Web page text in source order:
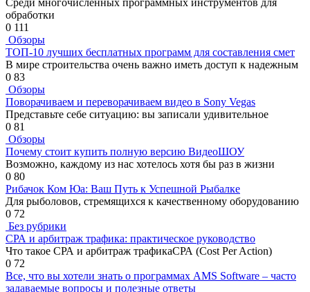
обработки
0 111
Обзоры
ТОП-10 лучших бесплатных программ для составления смет
В мире строительства очень важно иметь доступ к надежным
0 83
Обзоры
Поворачиваем и переворачиваем видео в Sony Vegas
Представьте себе ситуацию: вы записали удивительное
0 81
Обзоры
Почему стоит купить полную версию ВидеоШОУ
Возможно, каждому из нас хотелось хотя бы раз в жизни
0 80
Рибачок Ком Юа: Ваш Путь к Успешной Рыбалке
Для рыболовов, стремящихся к качественному оборудованию
0 72
Без рубрики
СРА и арбитраж трафика: практическое руководство
Что такое СРА и арбитраж трафикаСРА (Cost Per Action)
0 72
Все, что вы хотели знать о программах AMS Software – часто
задаваемые вопросы и полезные ответы